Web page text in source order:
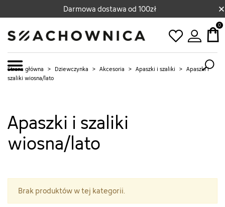
Darmowa dostawa od 100zł ×
0
Strona główna > Dziewczynka > Akcesoria > Apaszki i szaliki > Apaszki i
szaliki wiosna/lato
Apaszki i szaliki
wiosna/lato
Brak produktów w tej kategorii.